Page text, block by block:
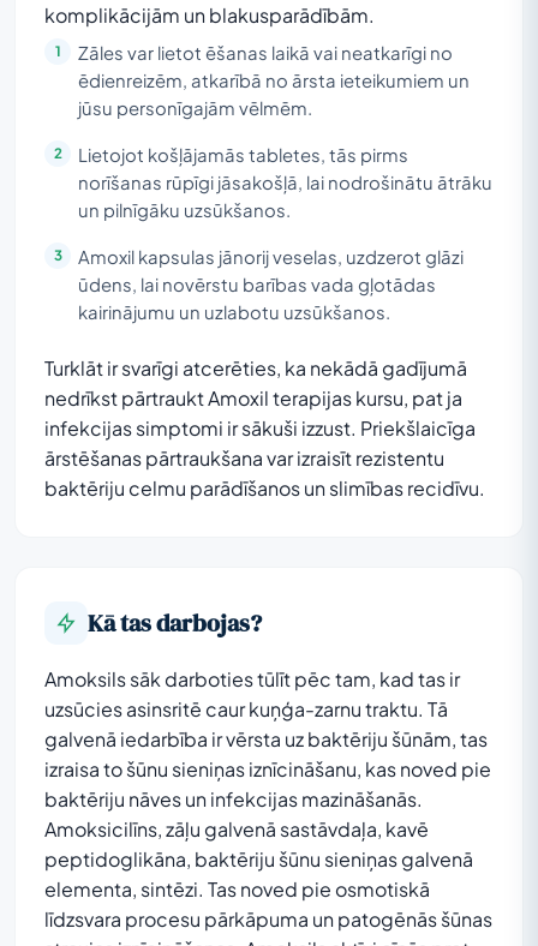
komplikācijām un blakusparādībām.
Zāles var lietot ēšanas laikā vai neatkarīgi no
ēdienreizēm, atkarībā no ārsta ieteikumiem un
jūsu personīgajām vēlmēm.
Lietojot košļājamās tabletes, tās pirms
norīšanas rūpīgi jāsakošļā, lai nodrošinātu ātrāku
un pilnīgāku uzsūkšanos.
Amoxil kapsulas jānorij veselas, uzdzerot glāzi
ūdens, lai novērstu barības vada gļotādas
kairinājumu un uzlabotu uzsūkšanos.
Turklāt ir svarīgi atcerēties, ka nekādā gadījumā
nedrīkst pārtraukt Amoxil terapijas kursu, pat ja
infekcijas simptomi ir sākuši izzust. Priekšlaicīga
ārstēšanas pārtraukšana var izraisīt rezistentu
baktēriju celmu parādīšanos un slimības recidīvu.
Kā tas darbojas?
Amoksils sāk darboties tūlīt pēc tam, kad tas ir
uzsūcies asinsritē caur kuņģa-zarnu traktu. Tā
galvenā iedarbība ir vērsta uz baktēriju šūnām, tas
izraisa to šūnu sieniņas iznīcināšanu, kas noved pie
baktēriju nāves un infekcijas mazināšanās.
Amoksicilīns, zāļu galvenā sastāvdaļa, kavē
peptidoglikāna, baktēriju šūnu sieniņas galvenā
elementa, sintēzi. Tas noved pie osmotiskā
līdzsvara procesu pārkāpuma un patogēnās šūnas